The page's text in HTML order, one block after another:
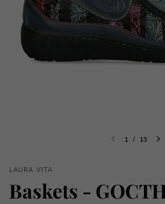
1 / 13
LAURA VITA
Baskets -